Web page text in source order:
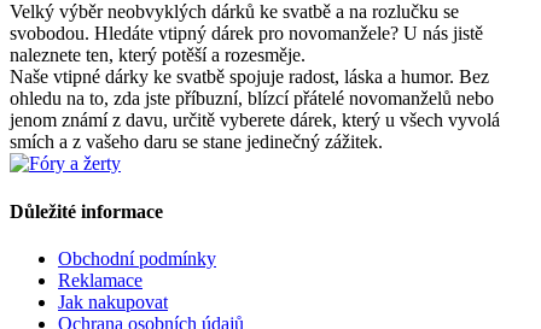
Velký výběr neobvyklých dárků ke svatbě a na rozlučku se
svobodou. Hledáte vtipný dárek pro novomanžele? U nás jistě
naleznete ten, který potěší a rozesměje.
Naše vtipné dárky ke svatbě spojuje radost, láska a humor. Bez
ohledu na to, zda jste příbuzní, blízcí přátelé novomanželů nebo
jenom známí z davu, určitě vyberete dárek, který u všech vyvolá
smích a z vašeho daru se stane jedinečný zážitek.
Důležité informace
Obchodní podmínky
Reklamace
Jak nakupovat
Ochrana osobních údajů